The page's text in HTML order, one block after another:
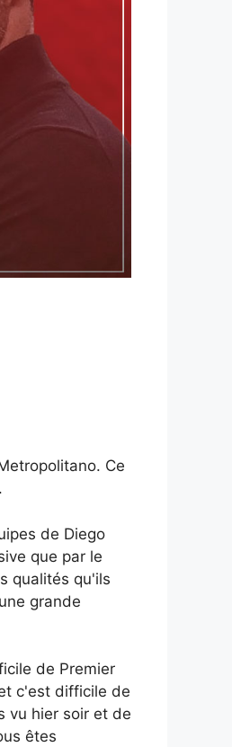
Ce
de Diego
que par le
qualités qu'ils
grande
de Premier
c'est difficile de
vu hier soir et de
êtes